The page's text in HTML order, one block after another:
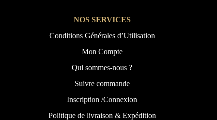
NOS SERVICES
Conditions Générales d’Utilisation
Mon Compte
Qui sommes-nous ?
Suivre commande
Inscription /Connexion
Politique de livraison & Expédition